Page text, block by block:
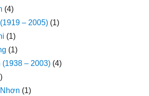
(4)
– 2005) (1)
(1)
(1)
(1938 – 2003) (4)
(1)